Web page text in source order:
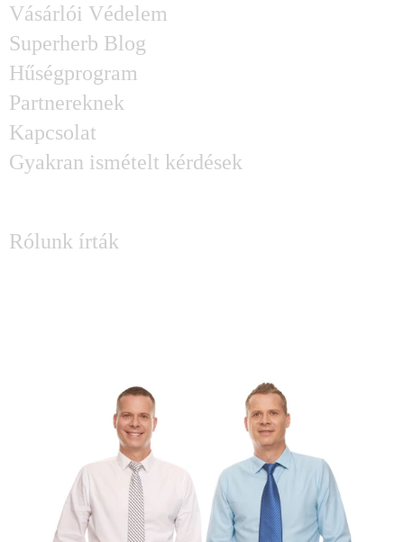
Vásárlói Védelem
Superherb Blog
Hűségprogram
Partnereknek
Kapcsolat
Gyakran ismételt kérdések
Rólunk írták